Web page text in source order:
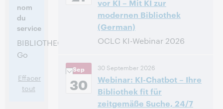
nom
du
service
BIBLIOTHECA
Go
Effacer
tout
Inscrivez-vous pour
participer
vor KI – Mit KI zur
modernen Bibliothek
(German)
OCLC KI-Webinar 2026
[Summer] Time [UTC +2]
Inscrivez-vous pour
participer
Sep
30
30 September 2026
Webinar: KI-Chatbot – Ihre
Bibliothek fit für
zeitgemäße Suche, 24/7